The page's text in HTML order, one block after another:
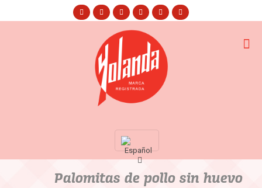
Palomitas de pollo sin huevo